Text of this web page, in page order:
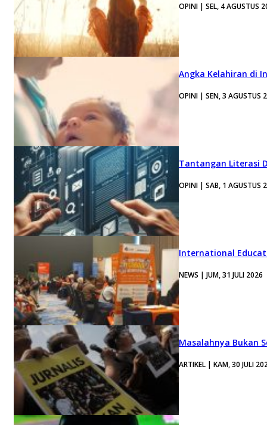
OPINI | SEL, 4 AGUSTUS
Angka Kelahiran di
OPINI | SEN, 3 AGUSTUS
Tantangan Literasi
OPINI | SAB, 1 AGUSTUS
International
NEWS | JUM, 31 JULI 2026
Masalahnya Bukan
ARTIKEL | KAM, 30 JULI